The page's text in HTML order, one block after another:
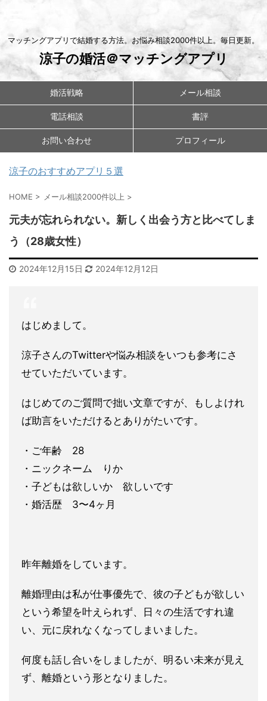
マッチングアプリで結婚する方法。お悩み相談2000件以上。毎日更新。
涼子の婚活＠マッチングアプリ
婚活戦略 メール相談
電話相談 書評
お問い合わせ プロフィール
涼子のおすすめアプリ５選
HOME > メール相談2000件以上 >
元夫が忘れられない。新しく出会う方と比べてしま
う（28歳女性）
2024年12月15日 2024年12月12日
はじめまして。
涼子さんのTwitterや悩み相談をいつも参考にさ
せていただいています。
はじめてのご質問で拙い文章ですが、もしよけれ
ば助言をいただけるとありがたいです。
・ご年齢 28
・ニックネーム りか
・子どもは欲しいか 欲しいです
・婚活歴 3〜4ヶ月
昨年離婚をしています。
離婚理由は私が仕事優先で、彼の子どもが欲しい
という希望を叶え られず、日々の生活ですれ違
い、 元に戻れなくなってしまいました。
何度も話し合いをしましたが、 明るい未来が見え
ず、離婚という形となりました。